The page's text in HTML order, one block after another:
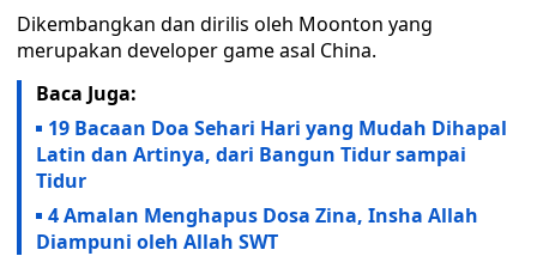
Dikembangkan dan dirilis oleh Moonton yang
merupakan developer game asal China.
Baca Juga:
19 Bacaan Doa Sehari Hari yang Mudah Dihapal
Latin dan Artinya, dari Bangun Tidur sampai
Tidur
4 Amalan Menghapus Dosa Zina, Insha Allah
Diampuni oleh Allah SWT